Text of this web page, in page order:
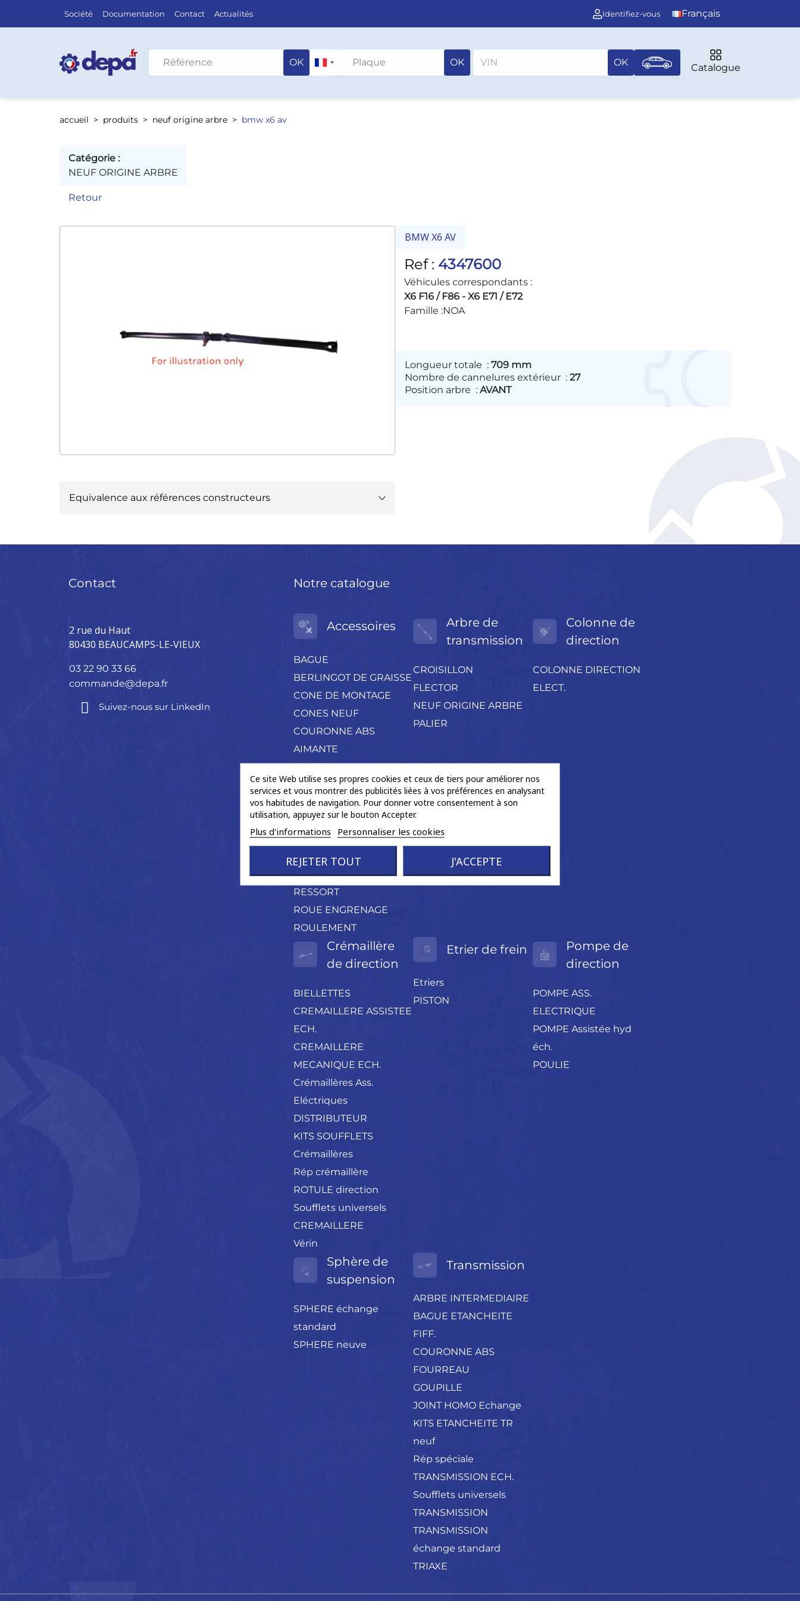
Société Documentation Contact Actualités Identifiez-vous Français
Ce site Web utilise ses propres cookies et ceux de tiers pour améliorer nos
services et vous montrer des publicités liées à vos préférences en analysant
vos habitudes de navigation. Pour donner votre consentement à son
utilisation, appuyez sur le bouton Accepter.
Plus d'informations Personnaliser les cookies
REJETER TOUT J'ACCEPTE
OK OK OK Catalogue
Rechercher par véhicule
accueil produits neuf origine arbre bmw x6 av
Catégorie :
NEUF ORIGINE ARBRE
Retour
Equivalence aux références constructeurs
BMW X6 AV
Ref : 4347600
Véhicules correspondants :
X6 F16 / F86 - X6 E71 / E72
Famille :NOA
Longueur totale : 709 mm
Nombre de cannelures extérieur : 27
Position arbre : AVANT
Contact
2 rue du Haut
80430 BEAUCAMPS-LE-VIEUX
03 22 90 33 66
commande@depa.fr
Suivez-nous sur LinkedIn
Notre catalogue
Accessoires
BAGUE
BERLINGOT DE GRAISSE
CONE DE MONTAGE
CONES NEUF
COURONNE ABS
AIMANTE
FIXATION
PETIT OUTILLAGE
POCHETTE
ACCESSOIRES
Produits négoce divers
PROTECTION
CAOUTCHOUC
RESSORT
ROUE ENGRENAGE
ROULEMENT
Arbre de
transmission
CROISILLON
FLECTOR
NEUF ORIGINE ARBRE
PALIER
Colonne de
direction
COLONNE DIRECTION
ELECT.
Crémaillère
de direction
BIELLETTES
CREMAILLERE ASSISTEE
ECH.
CREMAILLERE
MECANIQUE ECH.
Crémaillères Ass.
Eléctriques
DISTRIBUTEUR
KITS SOUFFLETS
Crémaillères
Rép crémaillère
ROTULE direction
Soufflets universels
CREMAILLERE
Vérin
Etrier de frein
Etriers
PISTON
Pompe de
direction
POMPE ASS.
ELECTRIQUE
POMPE Assistée hyd
éch.
POULIE
Sphère de
suspension
SPHERE échange
standard
SPHERE neuve
Transmission
ARBRE INTERMEDIAIRE
BAGUE ETANCHEITE
FIFF.
COURONNE ABS
FOURREAU
GOUPILLE
JOINT HOMO Echange
KITS ETANCHEITE TR
neuf
Rép spéciale
TRANSMISSION ECH.
Soufflets universels
TRANSMISSION
TRANSMISSION
échange standard
TRIAXE